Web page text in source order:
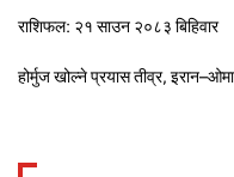
राशिफल: २१ साउन २०८३ बिहिवार
होर्मुज खोल्ने प्रयास तीव्र,